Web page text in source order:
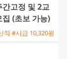
고정 및 2교
집 (초보 가능)
직 #시급 10,320원